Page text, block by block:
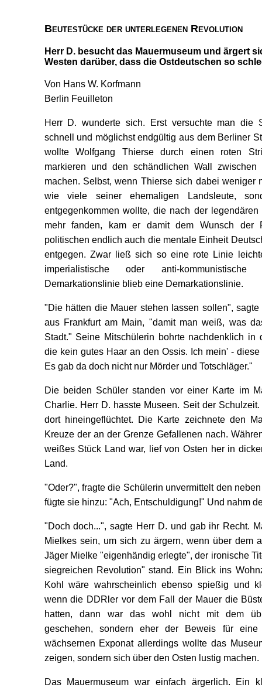
Beutestücke der unterlegenen Revolution
Herr D. besucht das Mauermuseum und ärgert
Westen darüber, dass die Ostdeutschen so
Von Hans W. Korfmann
Berlin Feuilleton
Herr D. wunderte sich. Erst versuchte man die
schnell und möglichst endgültig aus dem Berliner
wollte Wolfgang Thierse durch einen roten
markieren und den schändlichen Wall
machen. Selbst, wenn Thierse sich dabei weniger
wie viele seiner ehemaligen Landsleute,
entgegenkommen wollte, die nach der
mehr fanden, kam er damit dem Wunsch der
politischen endlich auch die mentale Einheit
entgegen. Zwar ließ sich so eine rote Linie
imperialistische oder anti-
Demarkationslinie blieb eine Demarkationslinie.
"Die hätten die Mauer stehen lassen sollen",
aus Frankfurt am Main, "damit man weiß, was
Stadt." Seine Mitschülerin bohrte nachdenklich in
die kein gutes Haar an den Ossis. Ich mein' -
Es gab da doch nicht nur Mörder und Totschläger."
Die beiden Schüler standen vor einer Karte im
Charlie. Herr D. hasste Museen. Seit der
dort hineingeflüchtet. Die Karte zeichnete den
Kreuze der an der Grenze Gefallenen nach.
weißes Stück Land war, lief von Osten her in
Land.
"Oder?", fragte die Schülerin unvermittelt den
fügte sie hinzu: "Ach, Entschuldigung!" Und nahm
"Doch doch...", sagte Herr D. und gab ihr Recht.
Mielkes sein, um sich zu ärgern, wenn über dem
Jäger Mielke "eigenhändig erlegte", der ironische
siegreichen Revolution" stand. Ein Blick ins
Kohl wäre wahrscheinlich ebenso spießig und
wenn die DDRler vor dem Fall der Mauer die
hatten, dann war das wohl nicht mit dem
geschehen, sondern eher der Beweis für eine
wächsernen Exponat allerdings wollte das
zeigen, sondern sich über den Osten lustig machen.
Das Mauermuseum war einfach ärgerlich. Ein